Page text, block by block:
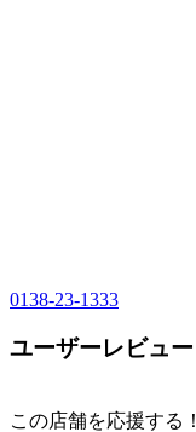
0138-23-1333
ユーザーレビュー
この店舗を応援する！